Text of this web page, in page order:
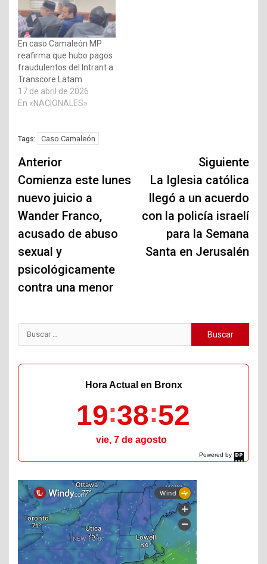
En caso Camaleón MP
reafirma que hubo pagos
fraudulentos del Intrant a
Transcore Latam
17 de abril de 2026
En «NACIONALES»
Tags: Caso Camaleón
Navegación
de
entradas
Anterior
Comienza este lunes
nuevo juicio a
Wander Franco,
acusado de abuso
sexual y
psicológicamente
contra una menor
Siguiente
La Iglesia católica
llegó a un acuerdo
con la policía israelí
para la Semana
Santa en Jerusalén
Buscar:
Powered by
DaysPedia.com
Hora Actual en Bronx
19 38 53
vie, 7 de agosto